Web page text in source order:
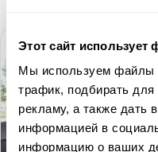
Этот сайт использует
Мы используем файлы
трафик, подбирать
рекламу, а также дать
информацией в
информацию о ваших